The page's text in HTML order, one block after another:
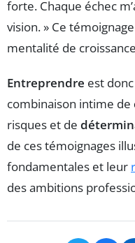
forte. Chaque échec
vision. » Ce
mentalité de
Entreprendre est
combinaison intime de
risques et de
de ces témoignages
fondamentales et leur
des ambitions